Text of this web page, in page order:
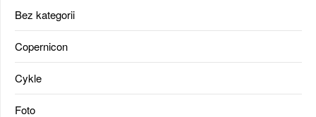
Bez kategorii
Copernicon
Cykle
Foto